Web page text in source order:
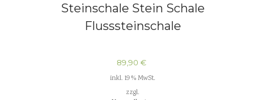
Steinschale Stein Schale
Flusssteinschale
89,90 €
inkl. 19 % MwSt.
zzgl.